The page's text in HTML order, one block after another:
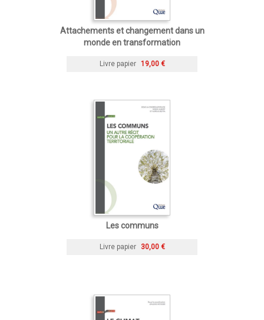
Attachements et changement dans un
monde en transformation
Livre papier 19,00 €
Les communs
Livre papier 30,00 €